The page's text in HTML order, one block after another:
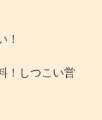
！
！しつこい営